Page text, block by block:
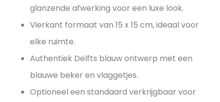
glanzende afwerking voor een luxe look.
Vierkant formaat van 15 x 15 cm, ideaal voor
elke ruimte.
Authentiek Delfts blauw ontwerp met een
blauwe beker en vlaggetjes.
Optioneel een standaard verkrijgbaar voor